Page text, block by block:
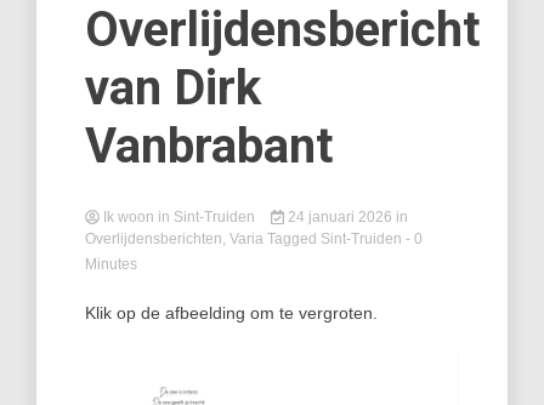
Overlijdensbericht
van Dirk
Vanbrabant
Ik woon in Sint-Truiden 24 januari 2026 in
Overlijdensberichten, Varia Tagged Sint-Truiden - 0
Minutes
Klik op de afbeelding om te vergroten.